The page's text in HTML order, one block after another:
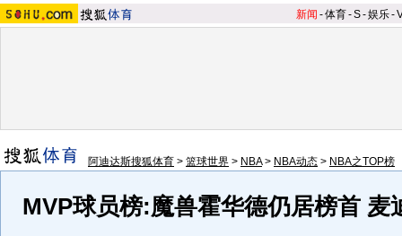
新闻 -体育-S-娱乐-
阿迪达斯搜狐体育 > 篮球世界 > NBA> NBA动态 > NBA之TOP榜
MVP球员榜:魔兽霍华德仍居榜首 麦